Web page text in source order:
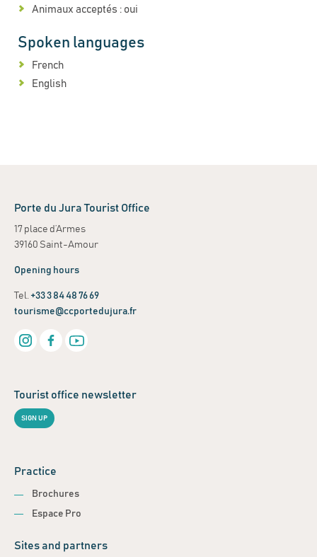
Animaux acceptés : oui
Spoken languages
French
English
Porte du Jura Tourist Office
17 place d’Armes
39160 Saint-Amour
Opening hours
Tel. +33 3 84 48 76 69
tourisme@ccportedujura.fr
Tourist office newsletter
SIGN UP
Practice
Brochures
Espace Pro
Sites and partners